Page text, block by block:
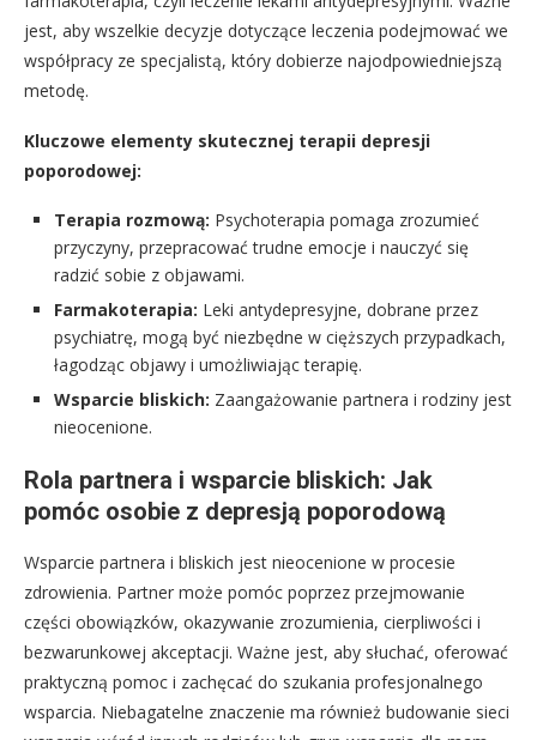
jest, aby wszelkie decyzje dotyczące leczenia podejmować we
współpracy ze specjalistą, który dobierze najodpowiedniejszą
metodę.
Kluczowe elementy skutecznej terapii depresji
poporodowej:
Terapia rozmową: Psychoterapia pomaga zrozumieć
przyczyny, przepracować trudne emocje i nauczyć się
radzić sobie z objawami.
Farmakoterapia: Leki antydepresyjne, dobrane przez
psychiatrę, mogą być niezbędne w cięższych przypadkach,
łagodząc objawy i umożliwiając terapię.
Wsparcie bliskich: Zaangażowanie partnera i rodziny jest
nieocenione.
Rola partnera i wsparcie bliskich: Jak
pomóc osobie z depresją poporodową
Wsparcie partnera i bliskich jest nieocenione w procesie
zdrowienia. Partner może pomóc poprzez przejmowanie
części obowiązków, okazywanie zrozumienia, cierpliwości i
bezwarunkowej akceptacji. Ważne jest, aby słuchać, oferować
praktyczną pomoc i zachęcać do szukania profesjonalnego
wsparcia. Niebagatelne znaczenie ma również budowanie sieci